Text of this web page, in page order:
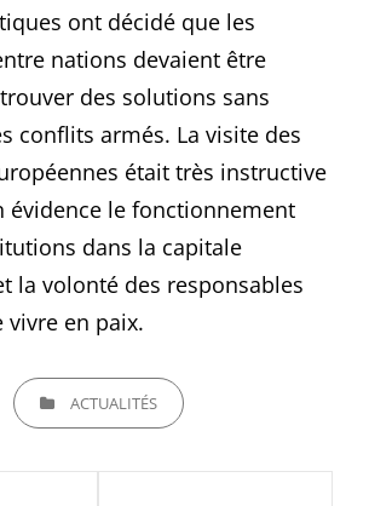
ont décidé que les
nations devaient être
des solutions sans
conflits armés. La visite des
était très instructive
évidence le fonctionnement
dans la capitale
la volonté des responsables
vivre en paix.
CATEGORIESACTUALITÉS